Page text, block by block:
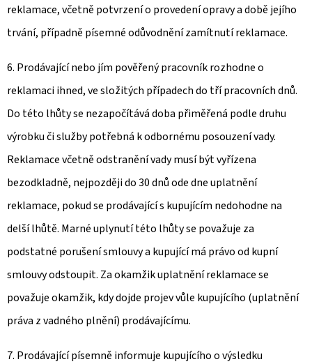
reklamace, včetně potvrzení o provedení opravy a době jejího
trvání, případně písemné odůvodnění zamítnutí reklamace.
6. Prodávající nebo jím pověřený pracovník rozhodne o
reklamaci ihned, ve složitých případech do tří pracovních dnů.
Do této lhůty se nezapočítává doba přiměřená podle druhu
výrobku či služby potřebná k odbornému posouzení vady.
Reklamace včetně odstranění vady musí být vyřízena
bezodkladně, nejpozději do 30 dnů ode dne uplatnění
reklamace, pokud se prodávající s kupujícím nedohodne na
delší lhůtě. Marné uplynutí této lhůty se považuje za
podstatné porušení smlouvy a kupující má právo od kupní
smlouvy odstoupit. Za okamžik uplatnění reklamace se
považuje okamžik, kdy dojde projev vůle kupujícího (uplatnění
práva z vadného plnění) prodávajícímu.
7. Prodávající písemně informuje kupujícího o výsledku